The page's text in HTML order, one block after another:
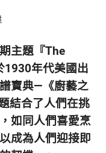
期主題『The
年代美國出
寶典—《廚藝之
結合了人們在挑
如同人們喜愛烹
成為人們迎接即